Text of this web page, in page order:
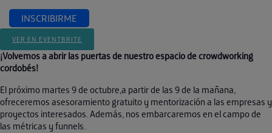
INSCRIBIRME
VER EN EVENTBRITE
¡Volvemos a abrir las puertas de nuestro espacio de crowdworking
cordobés!
El próximo martes 9 de octubre,a partir de las 9 de la mañana,
ofreceremos asesoramiento gratuito y mentorización a las empresas y
proyectos interesados. Además, nos embarcaremos en el campo de
las métricas y funnels.